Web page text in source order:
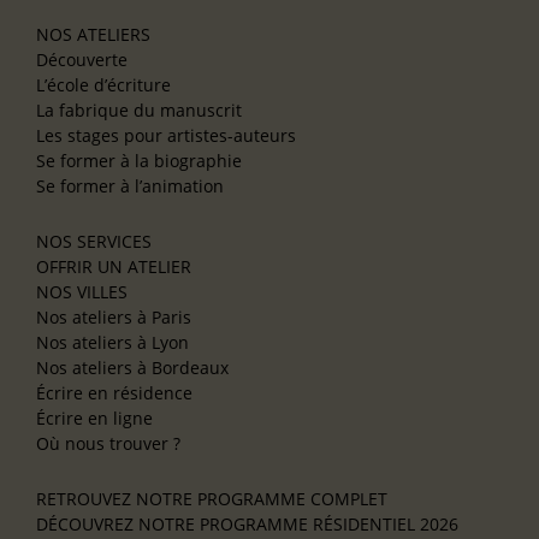
NOS ATELIERS
Découverte
L’école d’écriture
La fabrique du manuscrit
Les stages pour artistes-auteurs
Se former à la biographie
Se former à l’animation
NOS SERVICES
OFFRIR UN ATELIER
NOS VILLES
Nos ateliers à Paris
Nos ateliers à Lyon
Nos ateliers à Bordeaux
Écrire en résidence
Écrire en ligne
Où nous trouver ?
RETROUVEZ NOTRE PROGRAMME COMPLET
DÉCOUVREZ NOTRE PROGRAMME RÉSIDENTIEL 2026